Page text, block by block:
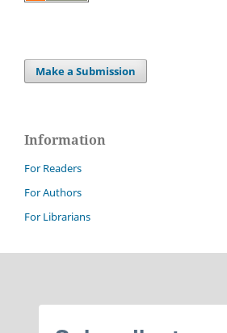
Make a Submission
Information
For Readers
For Authors
For Librarians